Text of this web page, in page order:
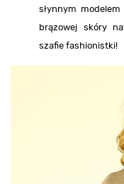
słynnym
brązowej skóry
szafie fashionistki!